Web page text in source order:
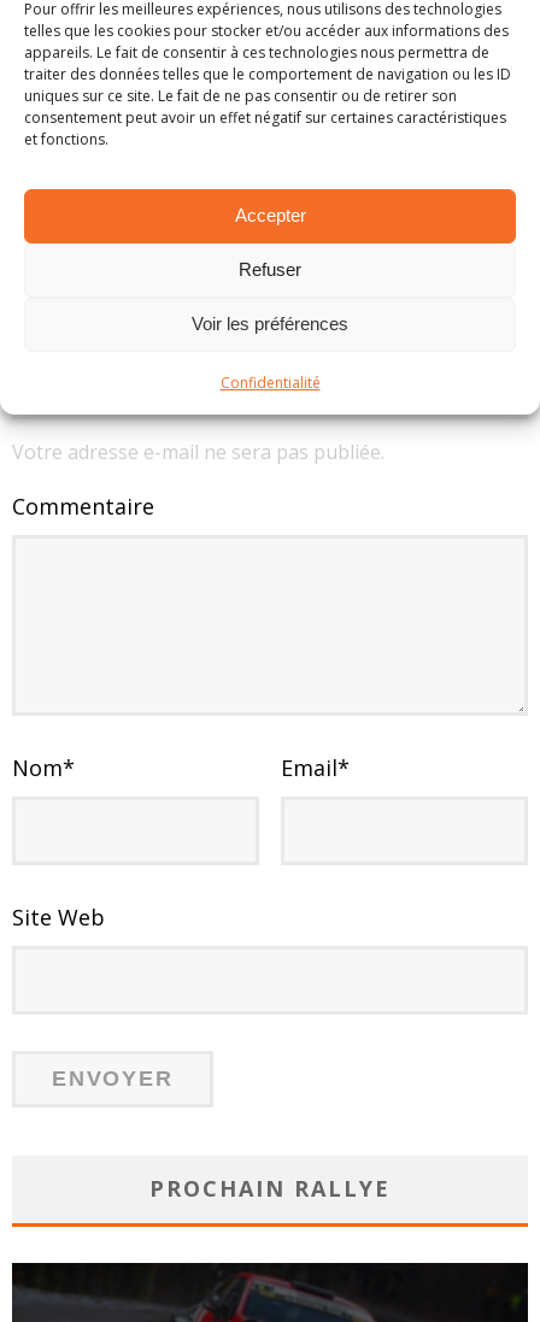
Pour offrir les meilleures expériences, nous utilisons des technologies
telles que les cookies pour stocker et/ou accéder aux informations des
appareils. Le fait de consentir à ces technologies nous permettra de
traiter des données telles que le comportement de navigation ou les ID
uniques sur ce site. Le fait de ne pas consentir ou de retirer son
consentement peut avoir un effet négatif sur certaines caractéristiques
et fonctions.
Accepter
Refuser
Voir les préférences
Confidentialité
EN BREF – LA PETITE ACTUALITÉ RALLYSTIQUE
1 mars 2025
LAISSER UN COMMENTAIRE
Votre adresse e-mail ne sera pas publiée.
Commentaire
Nom* Email*
Site Web
PROCHAIN RALLYE